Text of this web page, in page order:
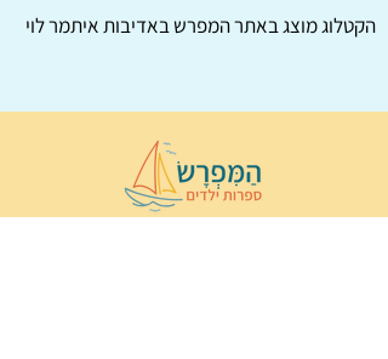
הקטלוג מוצג באתרהמפרשבאדיבות איתמר לוי